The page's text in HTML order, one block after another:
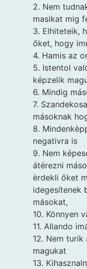
2. Nem
masikat mig
3. Elhiteteik,
őket, hogy
4. Hamis az
5. Istentol
képzelik
6. Mindig
7.
másoknak
8.
negativra is
9. Nem
átérezni
èrdekli őket
idegesítenek
másokat,
10. Könnyen
11. Allando
12. Nem
magukat
13.